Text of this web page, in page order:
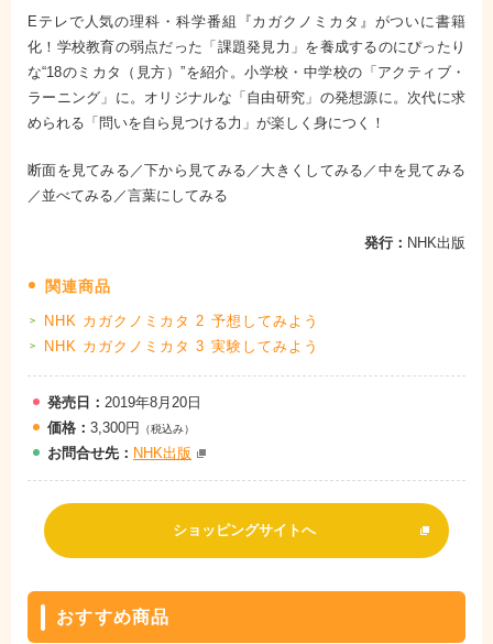
Eテレで人気の理科・科学番組『カガクノミカタ』がついに書籍
化！学校教育の弱点だった「課題発見力」を養成するのにぴったり
な“18のミカタ（見方）”を紹介。小学校・中学校の「アクティブ・
ラーニング」に。オリジナルな「自由研究」の発想源に。次代に求
められる「問いを自ら見つける力」が楽しく身につく！
断面を見てみる／下から見てみる／大きくしてみる／中を見てみる
／並べてみる／言葉にしてみる
発行： NHK出版
関連商品
NHK カガクノミカタ 2 予想してみよう
NHK カガクノミカタ 3 実験してみよう
発売日： 2019年8月20日
価格： 3,300円 （税込み）
お問合せ先： NHK出版
ショッピングサイトへ
おすすめ商品